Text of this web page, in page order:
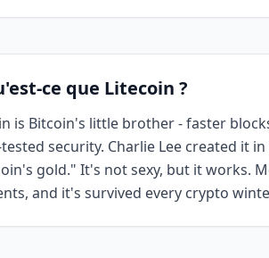
ce que Litecoin ?
is Bitcoin's little brother - faster
security. Charlie Lee created it
gold." It's not sexy, but it works.
and it's survived every crypto